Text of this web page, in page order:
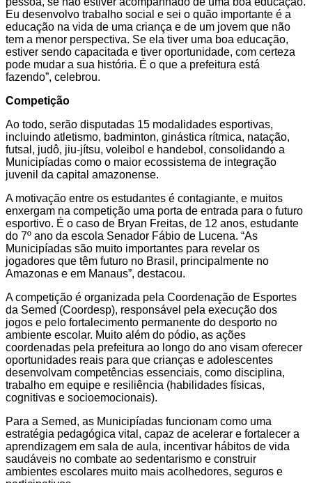
Eu desenvolvo trabalho social e sei o quão importante é a
educação na vida de uma criança e de um jovem que não
tem a menor perspectiva. Se ela tiver uma boa educação,
estiver sendo capacitada e tiver oportunidade, com certeza
pode mudar a sua história. É o que a prefeitura está
fazendo”, celebrou.
Competição
Ao todo, serão disputadas 15 modalidades esportivas,
incluindo atletismo, badminton, ginástica rítmica, natação,
futsal, judô, jiu-jítsu, voleibol e handebol, consolidando a
Municipíadas como o maior ecossistema de integração
juvenil da capital amazonense.
A motivação entre os estudantes é contagiante, e muitos
enxergam na competição uma porta de entrada para o futuro
esportivo. É o caso de Bryan Freitas, de 12 anos, estudante
do 7º ano da escola Senador Fábio de Lucena. “As
Municipíadas são muito importantes para revelar os
jogadores que têm futuro no Brasil, principalmente no
Amazonas e em Manaus”, destacou.
A competição é organizada pela Coordenação de Esportes
da Semed (Coordesp), responsável pela execução dos
jogos e pelo fortalecimento permanente do desporto no
ambiente escolar. Muito além do pódio, as ações
coordenadas pela prefeitura ao longo do ano visam oferecer
oportunidades reais para que crianças e adolescentes
desenvolvam competências essenciais, como disciplina,
trabalho em equipe e resiliência (habilidades físicas,
cognitivas e socioemocionais).
Para a Semed, as Municipíadas funcionam como uma
estratégia pedagógica vital, capaz de acelerar e fortalecer a
aprendizagem em sala de aula, incentivar hábitos de vida
saudáveis no combate ao sedentarismo e construir
ambientes escolares muito mais acolhedores, seguros e